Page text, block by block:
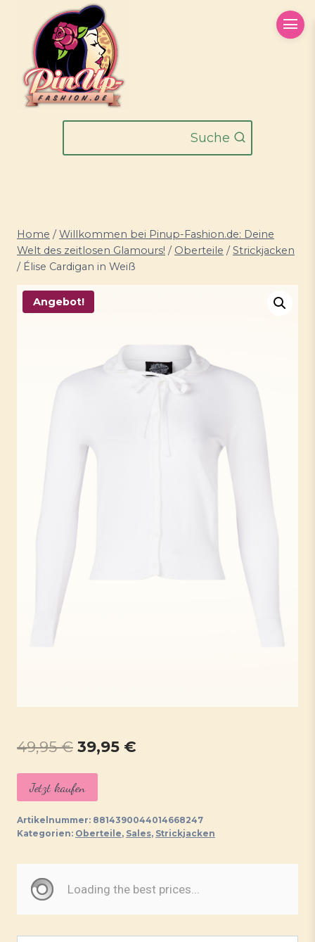
springen
Suche
Home / Willkommen bei Pinup-Fashion.de: Deine
Welt des zeitlosen Glamours! / Oberteile / Strickjacken
/ Élise Cardigan in Weiß
Angebot!
49,95€ Ursprünglicher
Preis
war:
49,95 €
39,95 €
39,95 €.
Jetzt kaufen
Artikelnummer: 8814390044014668247
Kategorien: Oberteile, Sales, Strickjacken